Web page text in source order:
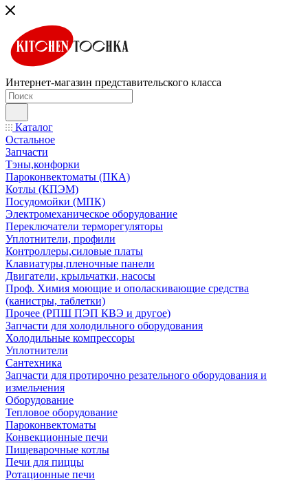
Интернет-магазин представительского класса
Каталог
Остальное
Запчасти
Тэны,конфорки
Пароконвектоматы (ПКА)
Котлы (КПЭМ)
Посудомойки (МПК)
Электромеханическое оборудование
Переключатели терморегуляторы
Уплотнители, профили
Контроллеры,силовые платы
Клавиатуры,пленочные панели
Двигатели, крыльчатки, насосы
Проф. Химия моющие и ополаскивающие средства
(канистры, таблетки)
Прочее (РПШ ПЭП КВЭ и другое)
Запчасти для холодильного оборудования
Холодильные компрессоры
Уплотнители
Сантехника
Запчасти для протирочно резательного оборудования и
измельчения
Оборудование
Тепловое оборудование
Пароконвектоматы
Конвекционные печи
Пищеварочные котлы
Печи для пиццы
Ротационные печи